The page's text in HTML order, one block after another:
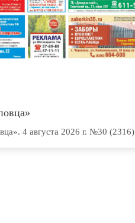
4 августа 2026 г. №30 (2316)